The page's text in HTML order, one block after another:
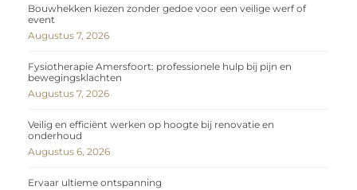
Bouwhekken kiezen zonder gedoe voor een veilige werf of
event
Augustus 7, 2026
Fysiotherapie Amersfoort: professionele hulp bij pijn en
bewegingsklachten
Augustus 7, 2026
Veilig en efficiënt werken op hoogte bij renovatie en
onderhoud
Augustus 6, 2026
Ervaar ultieme ontspanning